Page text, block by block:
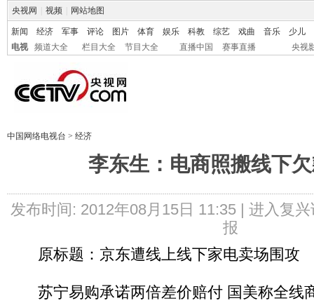
央视网 视频 网站地图
新闻 经济 军事 评论 图片 体育 娱乐 科教 综艺 戏曲 音乐
少儿
电视
频道大全 栏目大全 节目大全 直播中国 赛事直播 央视
中国网络电视台 > 经济
李东生：电商照搬线下
发布时间: 2012年08月15日 11:35 | 进入复兴
报
原标题：京东遭线上线下家电卖场围攻
苏宁易购承诺两倍差价赔付 国美称全线